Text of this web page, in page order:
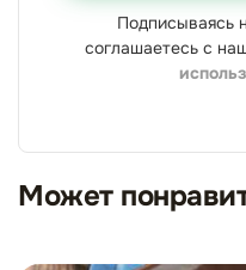
Подписываясь
соглашаетесь с
Может